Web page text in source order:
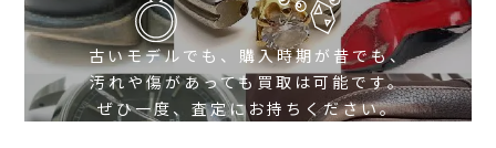
古いモデルでも、購入時期が昔でも、
汚れや傷があっても買取は可能です。
ぜひ一度、査定にお持ちください。